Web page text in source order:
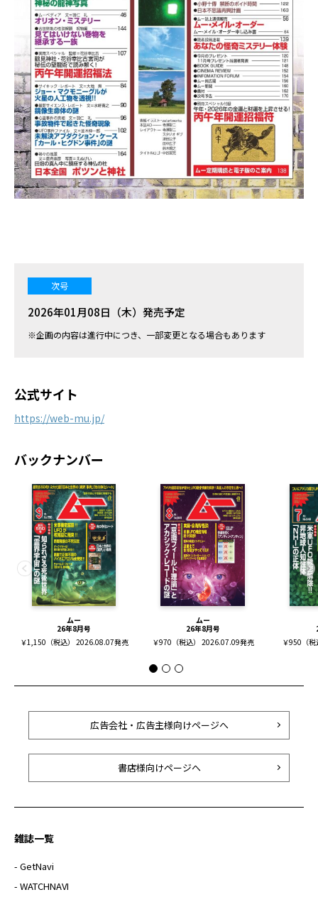
次号
2026年01月08日（木）発売予定
※企画の内容は進行中につき、一部変更となる場合もあります
公式サイト
https://web-mu.jp/
バックナンバー
ムー
26年8月号
￥1,150（税込） 2026.08.07発売
ムー
26年8月号
￥970（税込） 2026.07.09発売
￥950（
広告会社・広告主様向けページへ
書店様向けページへ
雑誌一覧
- GetNavi
- WATCHNAVI